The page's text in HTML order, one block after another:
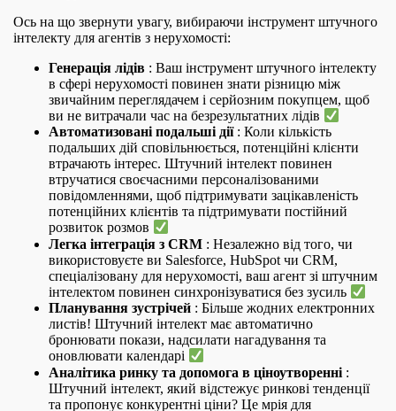
Ось на що звернути увагу, вибираючи інструмент штучного
інтелекту для агентів з нерухомості:
Генерація лідів : Ваш інструмент штучного інтелекту
в сфері нерухомості повинен знати різницю між
звичайним переглядачем і серйозним покупцем, щоб
ви не витрачали час на безрезультатниx лідів
Автоматизовані подальші дії: Коли кількість
подальших дій сповільнюється, потенційні клієнти
втрачають інтерес. Штучний інтелект повинен
втручатися своєчасними персоналізованими
повідомленнями, щоб підтримувати зацікавленість
потенційних клієнтів та підтримувати постійний
розвиток розмов
Легка інтеграція з CRM : Незалежно від того, чи
використовуєте ви Salesforce, HubSpot чи CRM,
спеціалізовану для нерухомості, ваш агент зі штучним
інтелектом повинен синхронізуватися без зусиль
Планування зустрічей : Більше жодних електронних
листів! Штучний інтелект має автоматично
бронювати покази, надсилати нагадування та
оновлювати календарі
Аналітика ринку та допомога в ціноутворенні :
Штучний інтелект, який відстежує ринкові тенденції
та пропонує конкурентні ціни? Це мрія для